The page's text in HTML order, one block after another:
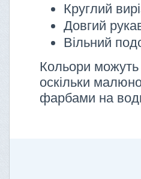
Круглий
Довгий
Вільний
Кольори можуть
оскільки
фарбами на